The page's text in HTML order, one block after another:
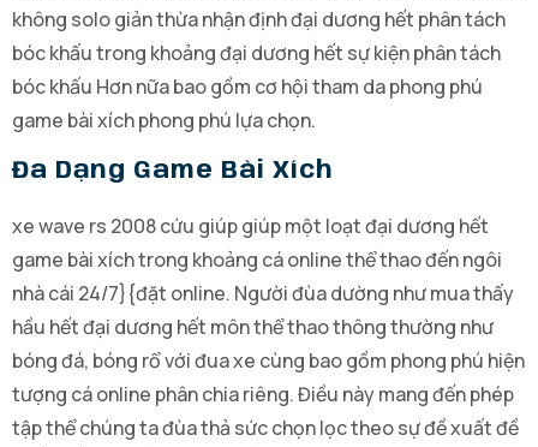
không solo giản thừa nhận định đại dương hết phân tách
bóc khấu trong khoảng đại dương hết sự kiện phân tách
bóc khấu Hơn nữa bao gồm cơ hội tham da phong phú
game bài xích phong phú lựa chọn.
Đa Dạng Game Bài Xích
xe wave rs 2008 cứu giúp giúp một loạt đại dương hết
game bài xích trong khoảng cá online thể thao đến ngôi
nhà cái 24/7}{đặt online. Người đùa dường như mua thấy
hầu hết đại dương hết môn thể thao thông thường như
bóng đá, bóng rổ với đua xe cùng bao gồm phong phú hiện
tượng cá online phân chia riêng. Điều này mang đến phép
tập thể chúng ta đùa thả sức chọn lọc theo sự đề xuất đề